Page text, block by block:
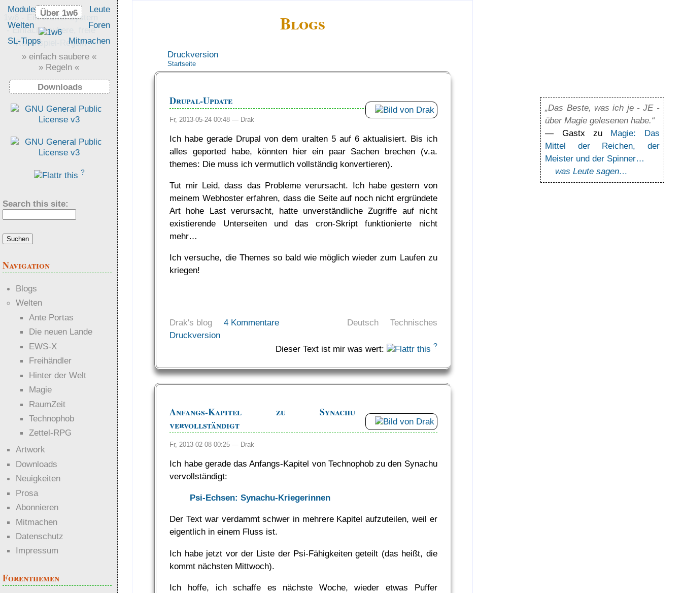
1w6 - Ein Würfel System
- Einfach saubere, freie
Rollenspiel-Regeln
Blogs
Druckversion
Startseite
Drupal-Update
Fr, 2013-05-24 00:48 — Drak
Ich habe gerade Drupal von dem uralten 5 auf 6 aktualisiert. Bis ich
alles geported habe, könnten hier ein paar Sachen brechen (v.a.
themes: Die muss ich vermutlich vollständig konvertieren).
Tut mir Leid, dass das Probleme verursacht. Ich habe gestern von
meinem Webhoster erfahren, dass die Seite auf noch nicht ergründete
Art hohe Last verursacht, hatte unverständliche Zugriffe auf nicht
existierende Unterseiten und das cron-Skript funktionierte nicht
mehr…
Ich versuche, die Themes so bald wie möglich wieder zum Laufen zu
kriegen!
Deutsch Technisches
Drak's blog
4 Kommentare
Druckversion
Dieser Text ist mir was wert:
?
Anfangs-Kapitel zu Synachu
vervollständigt
Fr, 2013-02-08 00:25 — Drak
Ich habe gerade das Anfangs-Kapitel von Technophob zu den Synachu
vervollständigt:
Psi-Echsen: Synachu-Kriegerinnen
Der Text war verdammt schwer in mehrere Kapitel aufzuteilen, weil er
eigentlich in einem Fluss ist.
Ich habe jetzt vor der Liste der Psi-Fähigkeiten geteilt (das heißt, die
kommt nächsten Mittwoch).
Ich hoffe, ich schaffe es nächste Woche, wieder etwas Puffer
Über 1w6
Module
Leute
Welten
Foren
SL-Tipps
Mitmachen
» einfach saubere «
» Regeln «
Über 1w6
Downloads
?
Search this site:
Navigation
Blogs
Welten
Ante Portas
Die neuen Lande
EWS-X
Freihändler
Hinter der Welt
Magie
RaumZeit
Technophob
Zettel-RPG
Artwork
Downloads
Neuigkeiten
Prosa
Abonnieren
Mitmachen
Datenschutz
Impressum
Forenthemen
„Das Beste, was ich je - JE -
über Magie gelesenen habe.“
— Gastx zu Magie: Das
Mittel der Reichen, der
Meister und der Spinner…
was Leute sagen…